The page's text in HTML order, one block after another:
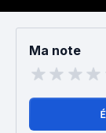
Ma note